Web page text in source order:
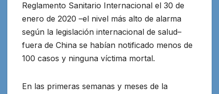
Reglamento Sanitario Internacional el 30 de
enero de 2020 –el nivel más alto de alarma
según la legislación internacional de salud–
fuera de China se habían notificado menos de
100 casos y ninguna víctima mortal.
En las primeras semanas y meses de la